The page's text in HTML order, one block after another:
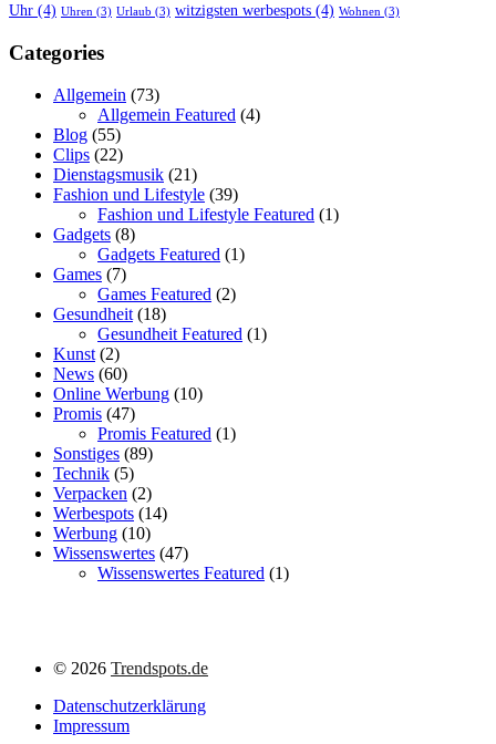
Uhr (4) Uhren (3) Urlaub (3) witzigsten werbespots (4) Wohnen (3)
Categories
Allgemein (73)
Allgemein Featured (4)
Blog (55)
Clips (22)
Dienstagsmusik (21)
Fashion und Lifestyle (39)
Fashion und Lifestyle Featured (1)
Gadgets (8)
Gadgets Featured (1)
Games (7)
Games Featured (2)
Gesundheit(18)
Gesundheit Featured (1)
Kunst(2)
News (60)
Online Werbung (10)
Promis (47)
Promis Featured (1)
Sonstiges (89)
Technik (5)
Verpacken (2)
Werbespots (14)
Werbung (10)
Wissenswertes (47)
Wissenswertes Featured (1)
© 2026 Trendspots.de
Datenschutzerklärung
Impressum